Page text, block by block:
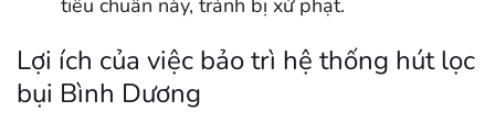
tiêu chuẩn này, tránh bị xử phạt.
Lợi ích của việc bảo trì hệ thống hút lọc
bụi Bình Dương